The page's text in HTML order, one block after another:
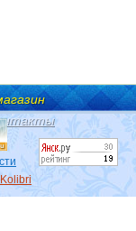
Kolibri